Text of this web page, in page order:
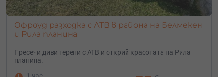
Офроуд разходка с АТВ в района на Белмекен
и Рила планина
Пресечи диви терени с АТВ и открий красотата на Рила
планина.
1 час